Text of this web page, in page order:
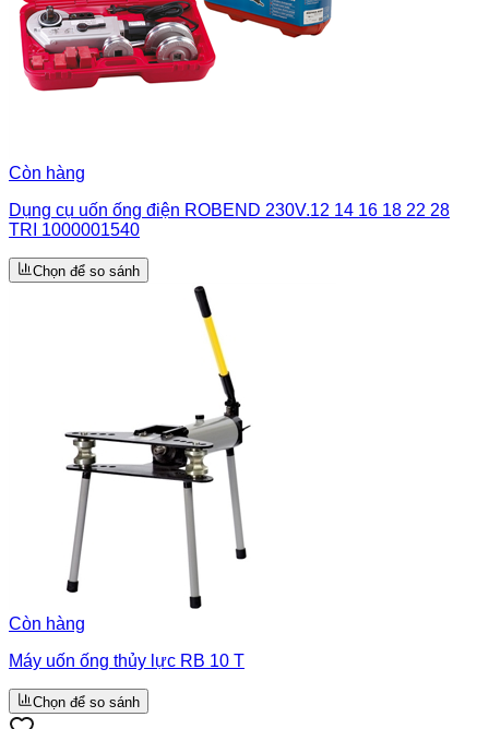
Còn hàng
Dụng cụ uốn ống điện ROBEND 230V.12 14 16 18 22 28
TRI 1000001540
Chọn để so sánh
Còn hàng
Máy uốn ống thủy lực RB 10 T
Chọn để so sánh